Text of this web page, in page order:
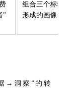
”
组合三个标签
形成的画像
→洞察”的转